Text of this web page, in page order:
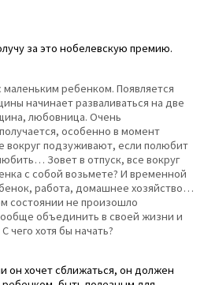
за это нобелевскую премию.
ребенком. Появляется
начинает разваливаться на две
любовница. Очень
особенно в момент
вокруг подзуживают, если полюбит
Зовет в отпуск, все вокруг
с собой возьмете? И временной
работа, домашнее хозяйство…
состоянии не произошло
объединить в своей жизни и
чего хотя бы начать?
он хочет сближаться, он должен